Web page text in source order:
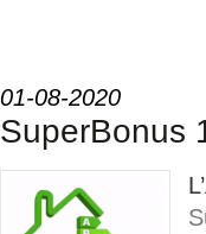
01-08-2020
SuperBonus